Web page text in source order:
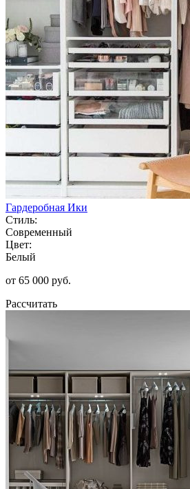
Гардеробная Ики
Стиль:
Современный
Цвет:
Белый
от 65 000 руб.
Рассчитать